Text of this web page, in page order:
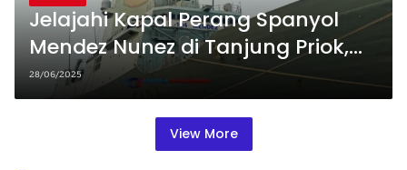
Jelajahi Kapal Perang Spanyol
Mendez Nunez di Tanjung Priok,
Gratis dan Penuh Edukasi!
28/06/2025
View More